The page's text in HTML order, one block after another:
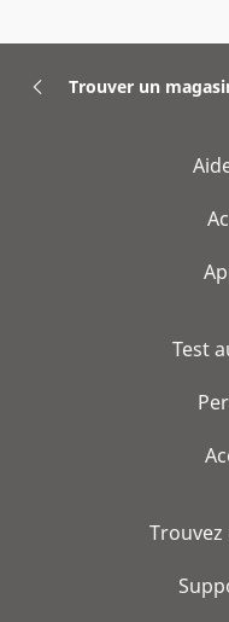
Trouver un
Test